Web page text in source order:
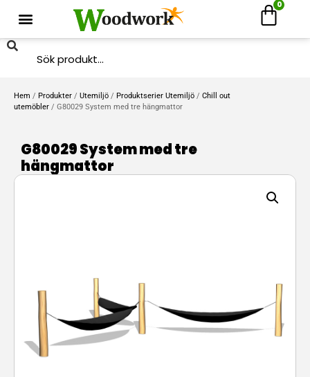
0
Hem / Produkter / Utemiljö / Produktserier Utemiljö / Chill out
utemöbler / G80029 System med tre hängmattor
G80029 System med tre
hängmattor